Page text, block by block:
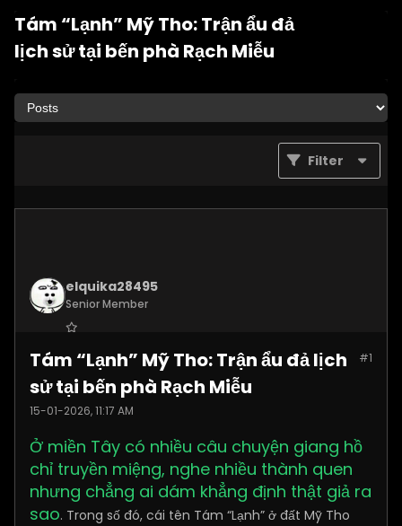
Tám “Lạnh” Mỹ Tho: Trận ẩu đả
lịch sử tại bến phà Rạch Miễu
Filter
elquika28495
Senior Member
Posts:2062 #1
Tám “Lạnh” Mỹ Tho: Trận ẩu đả lịch
sử tại bến phà Rạch Miễu
15-01-2026, 11:17 AM
Ở miền Tây có nhiều câu chuyện giang hồ
chỉ truyền miệng, nghe nhiều thành quen
nhưng chẳng ai dám khẳng định thật giả ra
sao. Trong số đó, cái tên Tám “Lạnh” ở đất Mỹ Tho